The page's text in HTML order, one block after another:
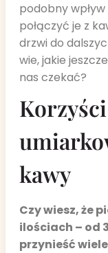
podobny
połączyć je z
drzwi do
wie, jakie
nas czekać?
kawy
Czy wiesz, że
ilościach – od
przynieść wiele